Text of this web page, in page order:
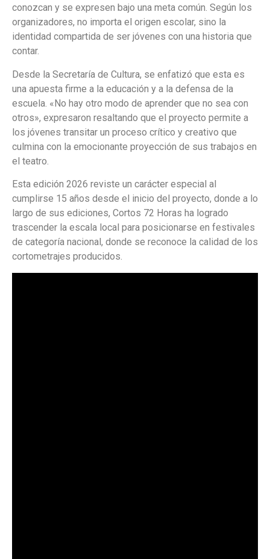
conozcan y se expresen bajo una meta común. Según los
organizadores, no importa el origen escolar, sino la
identidad compartida de ser jóvenes con una historia que
contar.
Desde la Secretaría de Cultura, se enfatizó que esta es
una apuesta firme a la educación y a la defensa de la
escuela. «No hay otro modo de aprender que no sea con
otros», expresaron resaltando que el proyecto permite a
los jóvenes transitar un proceso crítico y creativo que
culmina con la emocionante proyección de sus trabajos en
el teatro.
Esta edición 2026 reviste un carácter especial al
cumplirse 15 años desde el inicio del proyecto, donde a lo
largo de sus ediciones, Cortos 72 Horas ha logrado
trascender la escala local para posicionarse en festivales
de categoría nacional, donde se reconoce la calidad de los
cortometrajes producidos.